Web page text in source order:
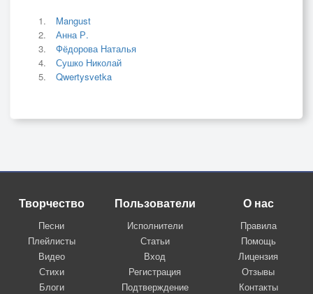
Mangust
Анна Р.
Фёдорова Наталья
Сушко Николай
Qwertysvetka
Творчество
Песни
Плейлисты
Видео
Стихи
Блоги
Пользователи
Исполнители
Статьи
Вход
Регистрация
Подтверждение
О нас
Правила
Помощь
Лицензия
Отзывы
Контакты